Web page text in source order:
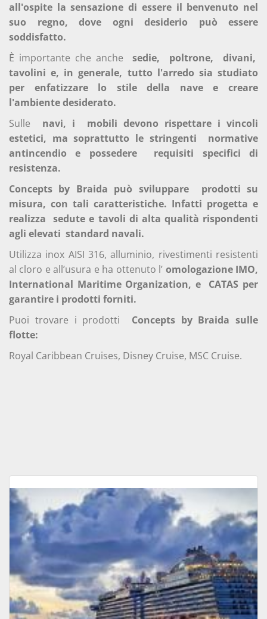
all'ospite la sensazione di essere il benvenuto nel
suo regno, dove ogni desiderio può essere
soddisfatto.
È importante che anche
sedie, poltrone,
divani,
tavolini e, in generale, tutto l'arredo sia studiato
per enfatizzare lo stile della nave e creare
l'ambiente desiderato.
Sulle
navi, i
mobili devono rispettare i vincoli
estetici, ma soprattutto le stringenti
normative
antincendio e possedere
requisiti specifici di
resistenza.
Concepts by Braida può sviluppare
prodotti su
misura, con tali caratteristiche. Infatti progetta e
realizza
sedute e tavoli di alta qualità rispondenti
agli elevati standard navali.
Utilizza inox AISI 316, alluminio, rivestimenti resistenti
al cloro e all’usura e ha ottenuto l’ omologazione IMO,
International Maritime Organization, e
CATAS per
garantire i prodotti forniti.
Puoi trovare i prodotti
Concepts by Braida sulle
flotte:
Royal Caribbean Cruises, Disney Cruise, MSC Cruise.